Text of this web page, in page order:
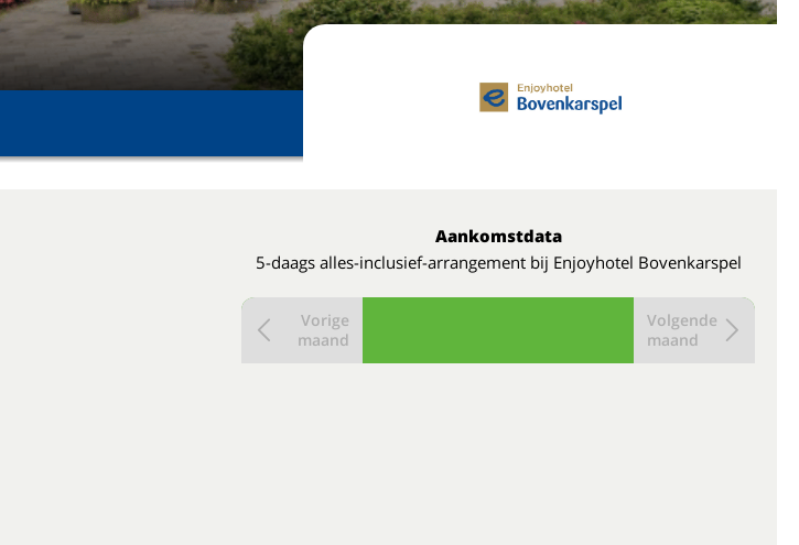
Aankomstdata
5-daags alles-inclusief-arrangement bij Enjoyhotel Bovenkarspel
Vorige
maand
Volgende
maand